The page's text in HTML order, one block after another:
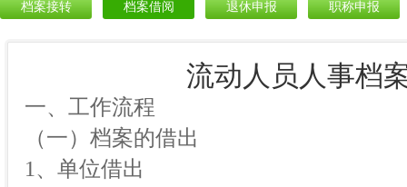
档案接转 档案借阅 退休申报 职称申报
流动人员人事档
一、工作流程
（一）档案的借出
1、单位借出